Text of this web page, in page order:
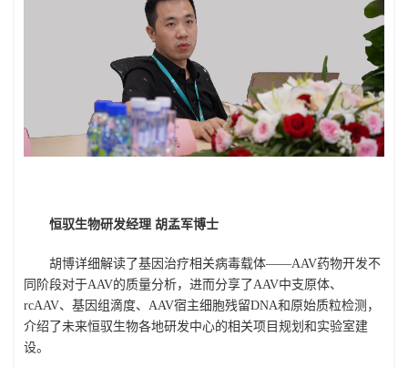
恒驭生物研发经理 胡孟军博士
胡博详细解读了基因治疗相关病毒载体——AAV药物开发不
同阶段对于AAV的质量分析，进而分享了AAV中支原体、
rcAAV、基因组滴度、AAV宿主细胞残留DNA和原始质粒检测，
介绍了未来恒驭生物各地研发中心的相关项目规划和实验室建
设。